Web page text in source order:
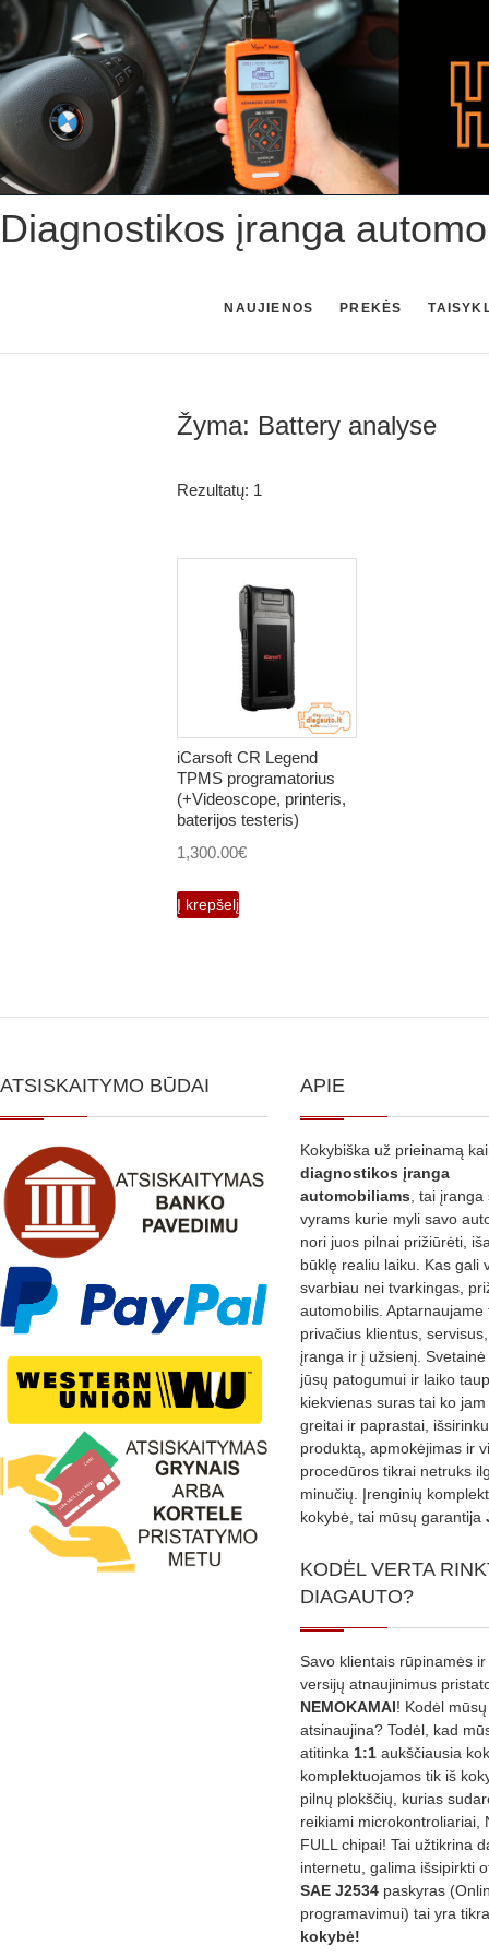
Skip
to
content
Diagnostikos įranga
NAUJIENOS PREKĖS
Žyma: Battery analyse
Rezultatų: 1
iCarsoft CR Legend
TPMS programatorius
(+Videoscope, printeris,
baterijos testeris)
1,300.00€
Į krepšelį
ATSISKAITYMO BŪDAI APIE
Kokybiška už prieinamą
diagnostikos įranga
automobiliams , tai
vyrams kurie myli savo
nori juos pilnai prižiūrėti,
būklę realiu laiku. Kas gali
svarbiau nei tvarkingas,
automobilis. Aptarnaujame
privačius klientus,
įranga ir į užsienį.
jūsų patogumui ir laiko
kiekvienas suras tai ko
greitai ir paprastai,
produktą, apmokėjimas ir
procedūros tikrai netruks
minučių. Įrenginių
kokybė, tai mūsų garantija
KODĖL VERTA
DIAGAUTO?
Savo klientais rūpinamės
versijų atnaujinimus
NEMOKAMAI! Kodėl
atsinaujina? Todėl, kad
atitinka 1:1 aukščiausia
komplektuojamos tik iš
pilnų plokščių, kurias
reikiami microkontroliariai,
FULL chipai! Tai užtikrina
internetu, galima išsipirkti
SAE J2534 paskyras
programavimui) tai yra
kokybė!